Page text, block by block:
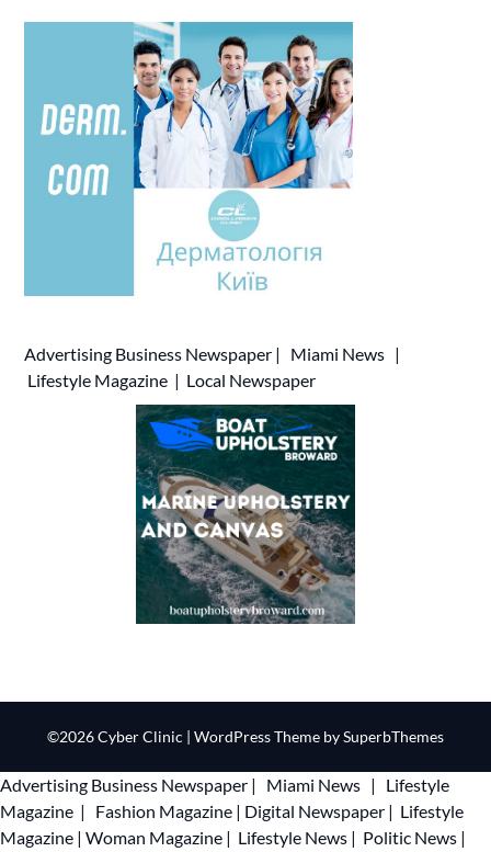
Advertising Business Newspaper | Miami News |
Lifestyle Magazine | Local Newspaper
©2026 Cyber Clinic | WordPress Theme bySuperbThemes
Advertising Business Newspaper | Miami News |
Lifestyle
Magazine | Fashion Magazine | Digital Newspaper | Lifestyle
Magazine | Woman Magazine | Lifestyle News | Politic News |